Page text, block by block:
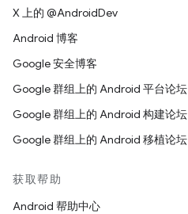
X 上的 @AndroidDev
Android 博客
Google 安全博客
Google 群组上的 Android 平台论坛
Google 群组上的 Android 构建论坛
Google 群组上的 Android 移植论坛
获取帮助
Android 帮助中心